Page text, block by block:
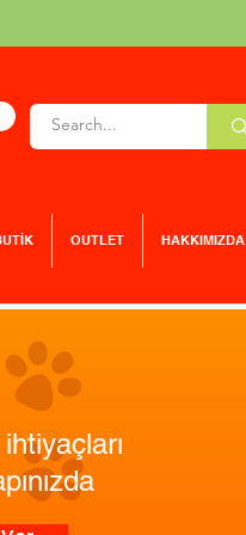
OUTLET HAKKIMIZDA